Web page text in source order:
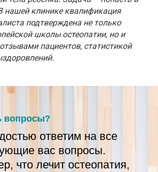
нашей клинике квалификация
подтверждена не только
школы остеопатии, но и
пациентов, статистикой
вопросы?
ответим на все
вас вопросы.
что лечит остеопатия,